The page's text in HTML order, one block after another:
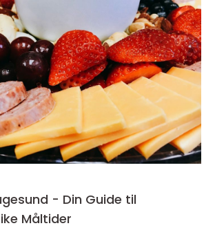
- Din Guide til
Måltider